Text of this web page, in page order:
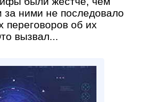
за ними не последовало
переговоров об их
вызвал...